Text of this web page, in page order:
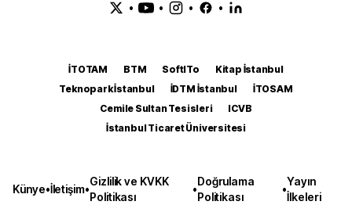
• • • •
İTOTAM BTM SoftITo
Kitap İstanbul
Teknopark İstanbul
İDTM İstanbul
İTOSAM
Cemile Sultan Tesisleri
ICVB
İstanbul Ticaret Üniversitesi
Künye•İletişim•
Gizlilik ve KVKK
Politikası
•
Doğrulama
Politikası
•
Yayın
İlkeleri